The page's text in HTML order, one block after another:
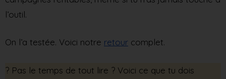
l’outil.
On l’a testée. Voici notre retour complet.
?️ Pas le temps de tout lire ? Voici ce que tu dois